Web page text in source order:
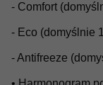
- Comfort
- Eco (domyślnie
- Antifreeze